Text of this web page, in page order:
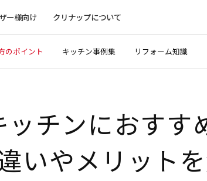
ー様向け クリナップについて
のポイント キッチン事例集 リフォーム知識
チンにおすす
いやメリット